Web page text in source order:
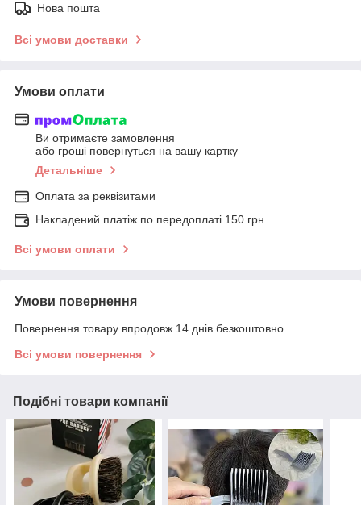
Нова пошта
Всі умови доставки
Умови оплати
Ви отримаєте замовлення
або гроші повернуться на вашу картку
Детальніше
Оплата за реквізитами
Накладений платіж по передоплаті 150 грн
Всі умови оплати
Умови повернення
Повернення товару впродовж 14 днів безкоштовно
Всі умови повернення
Подібні товари компанії